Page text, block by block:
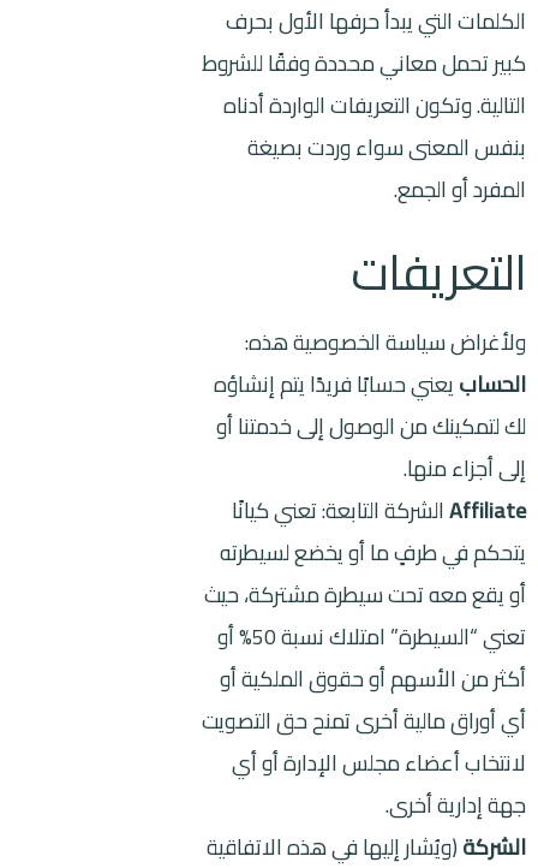
الكلمات التي يبدأ حرفها الأول بحرف
كبير تحمل معاني محددة وفقًا للشروط
التالية. وتكون التعريفات الواردة أدناه
بنفس المعنى سواء وردت بصيغة
المفرد أو الجمع.
التعريفات
ولأغراض سياسة الخصوصية هذه:
الحسابيعني حسابًا فريدًا يتم إنشاؤه
لك لتمكينك من الوصول إلى خدمتنا أو
إلى أجزاء منها.
Affiliateالشركة التابعة: تعني كيانًا
يتحكم في طرفٍ ما أو يخضع لسيطرته
أو يقع معه تحت سيطرة مشتركة، حيث
تعني “السيطرة” امتلاك نسبة 50% أو
أكثر من الأسهم أو حقوق الملكية أو
أي أوراق مالية أخرى تمنح حق التصويت
لانتخاب أعضاء مجلس الإدارة أو أي
جهة إدارية أخرى.
الشركة(ويُشار إليها في هذه الاتفاقية